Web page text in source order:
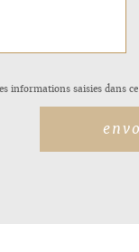
informations saisies dans